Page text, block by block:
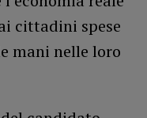
cittadini spese
mani nelle loro